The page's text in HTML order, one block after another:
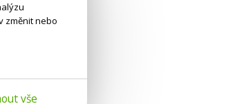
změnit nebo
vše